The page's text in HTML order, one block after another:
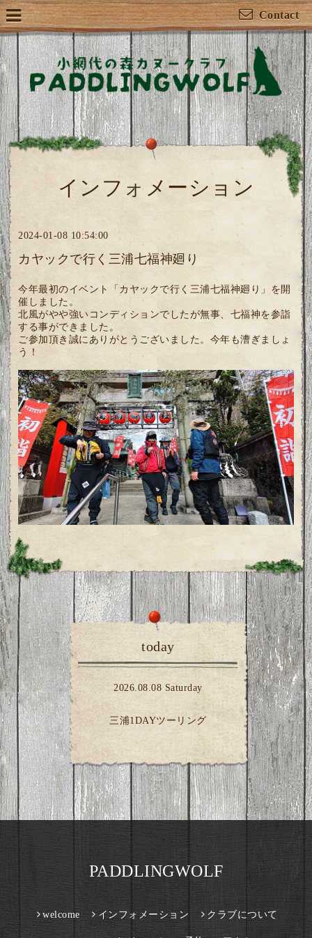
Contact
インフォメーション
2024-01-08 10:54:00
カヤックで行く三浦七福神廻り
今年最初のイベント「カヤックで行く三浦七福神廻り」を開
催しました。
北風がやや強いコンディションでしたが無事、七福神を参詣
する事ができました。
ご参加頂き誠にありがとうございました。今年も漕ぎましょ
う！
today
2026.08.08 Saturday
三浦1DAYツーリング
PADDLINGWOLF
welcome インフォメーション クラブについて